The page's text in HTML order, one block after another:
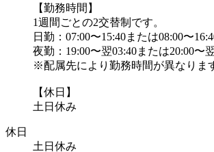
【勤務時間】
1週間ごとの2交替制です。
日勤：07:00〜15:40または08:00〜
夜勤：19:00〜翌03:40または20:00〜
※配属先により勤務時間が異なりま
【休日】
土日休み
休日
土日休み